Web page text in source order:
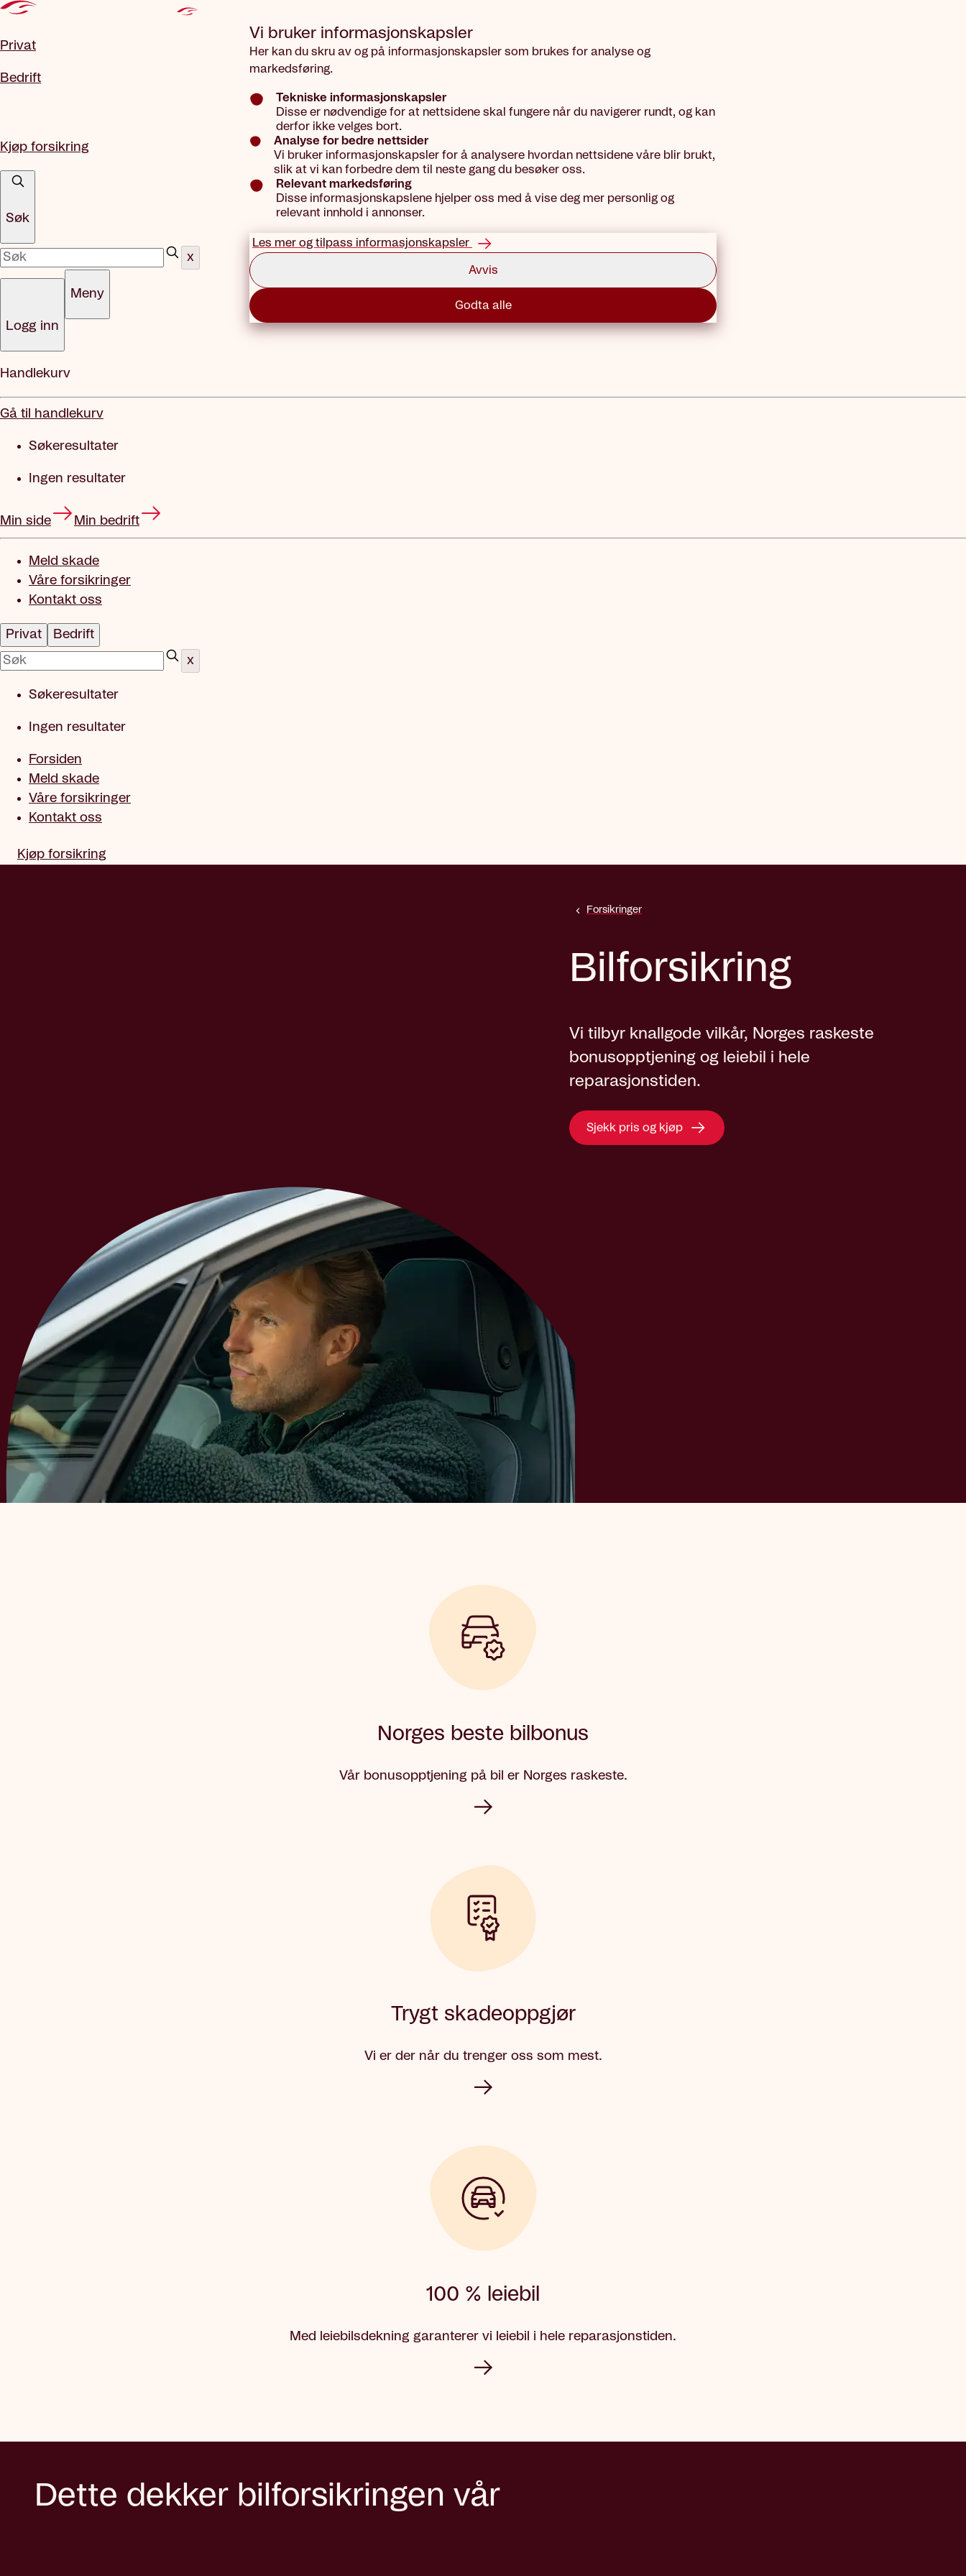
Vi bruker informasjons­kapsler
Her kan du skru av og på informasjonskapsler som brukes for analyse og
markedsføring.
Tekniske informasjonskapsler
Disse er nødvendige for at nettsidene skal fungere når du navigerer rundt, og kan
derfor ikke velges bort.
Analyse for bedre nettsider
Vi bruker informasjonskapsler for å analysere hvordan nettsidene våre blir brukt,
slik at vi kan forbedre dem til neste gang du besøker oss.
Relevant markedsføring
Disse informasjonskapslene hjelper oss med å vise deg mer personlig og
relevant innhold i annonser.
Les mer og tilpass informasjonskapsler
Avvis
Godta alle
Privat
Bedrift
Kjøp forsikring
Søk
x
Logg inn
Meny
Handlekurv
Gå til handlekurv
Søkeresultater
Ingen resultater
Min side Min bedrift
Meld skade
Våre forsikringer
Kontakt oss
Privat
Bedrift
x
Søkeresultater
Ingen resultater
Forsiden
Meld skade
Våre forsikringer
Kontakt oss
Kjøp forsikring
Forsikringer
Bilforsikring
Vi tilbyr knallgode vilkår, Norges raskeste
bonusopptjening og leiebil i hele
reparasjonstiden.
Sjekk pris og kjøp
Norges beste bilbonus
Vår bonusopptjening på bil er Norges raskeste.
Trygt skadeoppgjør
Vi er der når du trenger oss som mest.
100 % leiebil
Med leiebilsdekning garanterer vi leiebil i hele reparasjonstiden.
Dette dekker bilforsikringen vår